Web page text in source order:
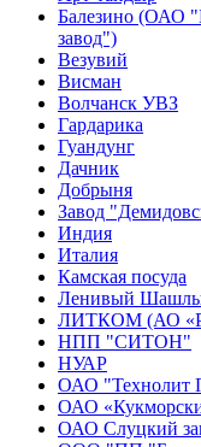
Балезино (ОАО
завод")
Везувий
Висман
Волчанск УВЗ
Гардарика
Гуандунг
Дачник
Добрыня
Завод
Индия
Италия
Камская посуда
Ленивый
ЛИТКОМ (АО
НПП "СИТОН"
НУАР
ОАО "Технолит
ОАО
ОАО Слуцкий